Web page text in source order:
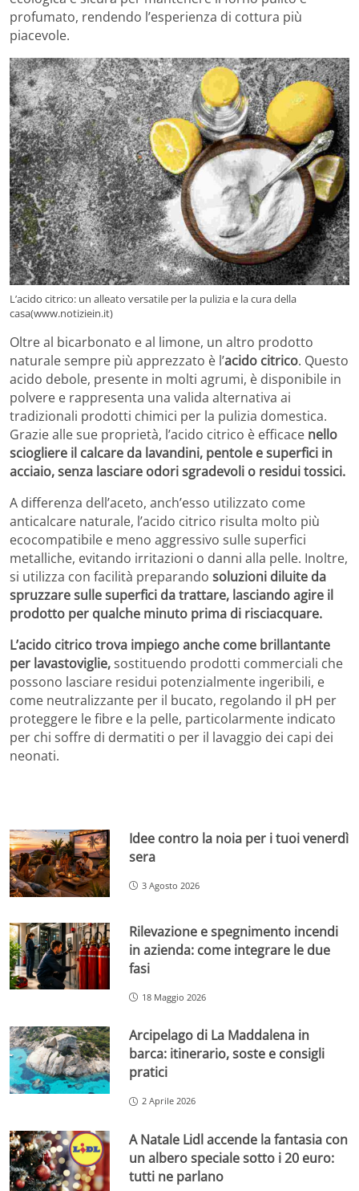
profumato, rendendo l’esperienza di cottura più
piacevole.
L’acido citrico: un alleato versatile per la pulizia e la cura della
casa(www.notiziein.it)
Oltre al bicarbonato e al limone, un altro prodotto
naturale sempre più apprezzato è l’acido citrico. Questo
acido debole, presente in molti agrumi, è disponibile in
polvere e rappresenta una valida alternativa ai
tradizionali prodotti chimici per la pulizia domestica.
Grazie alle sue proprietà, l’acido citrico è efficace nello
sciogliere il calcare da lavandini, pentole e superfici in
acciaio, senza lasciare odori sgradevoli o residui tossici.
A differenza dell’aceto, anch’esso utilizzato come
anticalcare naturale, l’acido citrico risulta molto più
ecocompatibile e meno aggressivo sulle superfici
metalliche, evitando irritazioni o danni alla pelle. Inoltre,
si utilizza con facilità preparando soluzioni diluite da
spruzzare sulle superfici da trattare, lasciando agire il
prodotto per qualche minuto prima di risciacquare.
L’acido citrico trova impiego anche come brillantante
per lavastoviglie,sostituendo prodotti commerciali che
possono lasciare residui potenzialmente ingeribili, e
come neutralizzante per il bucato, regolando il pH per
proteggere le fibre e la pelle, particolarmente indicato
per chi soffre di dermatiti o per il lavaggio dei capi dei
neonati.
Idee contro la noia per i tuoi venerdì
sera
3 Agosto 2026
Rilevazione e spegnimento incendi
in azienda: come integrare le due
fasi
18 Maggio 2026
Arcipelago di La Maddalena in
barca: itinerario, soste e consigli
pratici
2 Aprile 2026
A Natale Lidl accende la fantasia con
un albero speciale sotto i 20 euro:
tutti ne parlano